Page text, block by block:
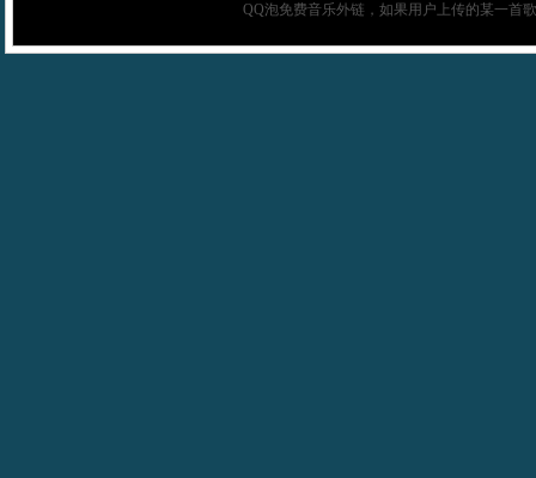
QQ泡免费音乐外链，如果用户上传的某一首